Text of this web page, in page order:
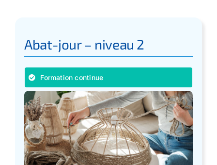
Abat-jour – niveau 2
Formation continue